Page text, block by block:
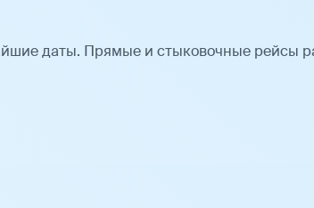
даты. Прямые и стыковочные рейсы